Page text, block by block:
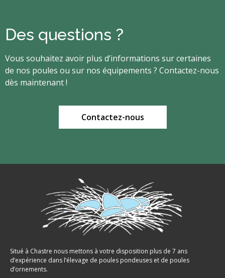
Contactez-nous
Des questions ?
​​​​​​​Vous souhaitez avoir plus d’informations sur certaines
de nos poules ou sur nos équipements ? Contactez-nous
dès maintenant !
Situé à Chastre nous mettons à votre disposition plus de 7 ans
d’expérience dans l’élevage de poules pondeuses et de poules
d’ornements.